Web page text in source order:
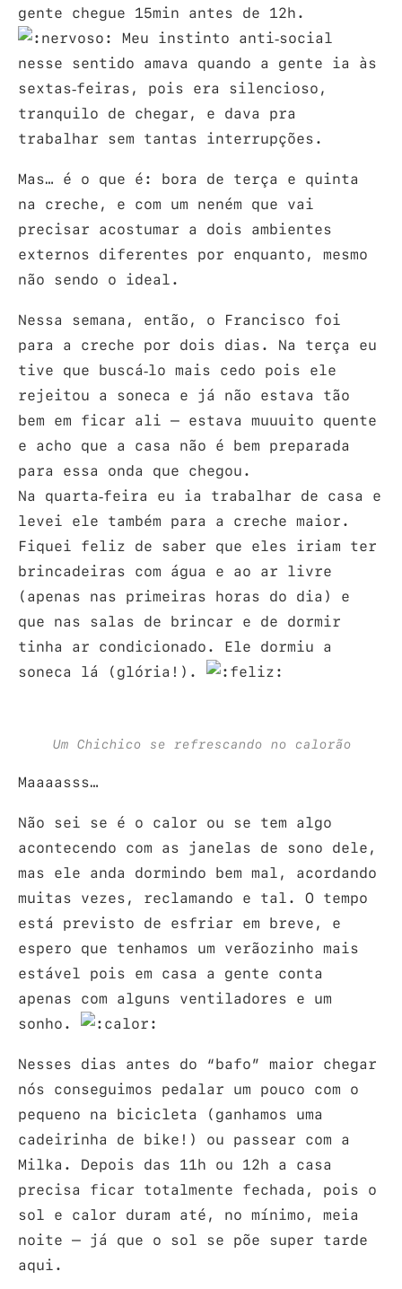
gente chegue 15min antes de 12h.
Meu instinto anti-social
nesse sentido amava quando a gente ia às
sextas-feiras, pois era silencioso,
tranquilo de chegar, e dava pra
trabalhar sem tantas interrupções.
Mas… é o que é: bora de terça e quinta
na creche, e com um neném que vai
precisar acostumar a dois ambientes
externos diferentes por enquanto, mesmo
não sendo o ideal.
Nessa semana, então, o Francisco foi
para a creche por dois dias. Na terça eu
tive que buscá-lo mais cedo pois ele
rejeitou a soneca e já não estava tão
bem em ficar ali – estava muuuito quente
e acho que a casa não é bem preparada
para essa onda que chegou.
Na quarta-feira eu ia trabalhar de casa e
levei ele também para a creche maior.
Fiquei feliz de saber que eles iriam ter
brincadeiras com água e ao ar livre
(apenas nas primeiras horas do dia) e
que nas salas de brincar e de dormir
tinha ar condicionado. Ele dormiu a
soneca lá (glória!).
Um Chichico se refrescando no calorão
Maaaasss…
Não sei se é o calor ou se tem algo
acontecendo com as janelas de sono dele,
mas ele anda dormindo bem mal, acordando
muitas vezes, reclamando e tal. O tempo
está previsto de esfriar em breve, e
espero que tenhamos um verãozinho mais
estável pois em casa a gente conta
apenas com alguns ventiladores e um
sonho.
Nesses dias antes do “bafo” maior chegar
nós conseguimos pedalar um pouco com o
pequeno na bicicleta (ganhamos uma
cadeirinha de bike!) ou passear com a
Milka. Depois das 11h ou 12h a casa
precisa ficar totalmente fechada, pois o
sol e calor duram até, no mínimo, meia
noite – já que o sol se põe super tarde
aqui.